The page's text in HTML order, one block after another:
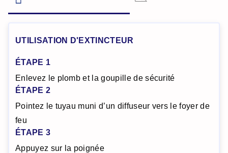
UTILISATION D'EXTINCTEUR
ÉTAPE 1
Enlevez le plomb et la goupille de sécurité
ÉTAPE 2
Pointez le tuyau muni d’un diffuseur vers le foyer de
feu
ÉTAPE 3
Appuyez sur la poignée